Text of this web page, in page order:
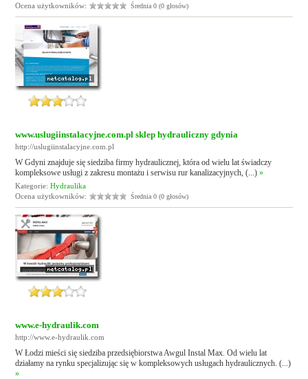
Ocena użytkowników:
Średnia 0 (0 głosów)
www.uslugiinstalacyjne.com.pl sklep hydrauliczny gdynia
http://uslugiinstalacyjne.com.pl
W Gdyni znajduje się siedziba firmy hydraulicznej, która od wielu lat świadczy
kompleksowe usługi z zakresu montażu i serwisu rur kanalizacyjnych, (...)»
Kategorie:Hydraulika
Ocena użytkowników:
Średnia 0 (0 głosów)
www.e-hydraulik.com
http://www.e-hydraulik.com
W Łodzi mieści się siedziba przedsiębiorstwa Awgul Instal Max. Od wielu lat
działamy na rynku specjalizując się w kompleksowych usługach hydraulicznych. (...)
»